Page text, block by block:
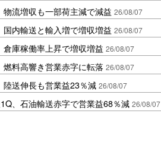
物流増収も一部荷主減で減益 26/08/07
国内輸送と輸入増で増収増益 26/08/07
倉庫稼働率上昇で増収増益 26/08/07
燃料高響き営業赤字に転落 26/08/07
陸送伸長も営業益23％減 26/08/07
、石油輸送赤字で営業益68％減 26/08/07